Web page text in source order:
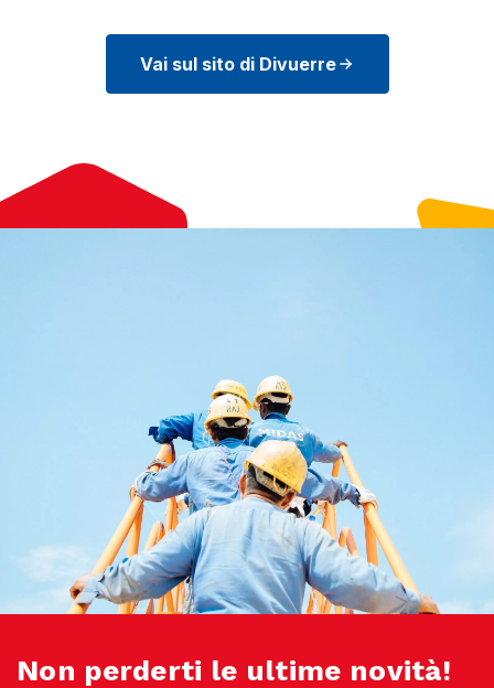
Vai sul sito di Divuerre
Non perderti le ultime novità!